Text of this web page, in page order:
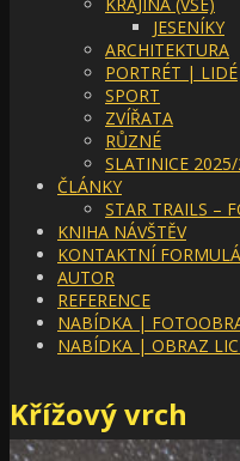
JESENÍKY
ARCHITEKTURA
PORTRÉT | LIDÉ
SPORT
ZVÍŘATA
RŮZNÉ
SLATINICE
ČLÁNKY
STAR TRAILS –
KNIHA NÁVŠTĚV
KONTAKTNÍ
AUTOR
REFERENCE
NABÍDKA |
NABÍDKA | OBRAZ
Křížový vrch